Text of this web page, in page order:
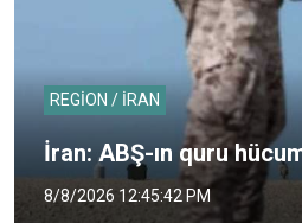
REGİON / İRAN
İran: ABŞ-ın quru
8/8/2026 12:45:42 PM